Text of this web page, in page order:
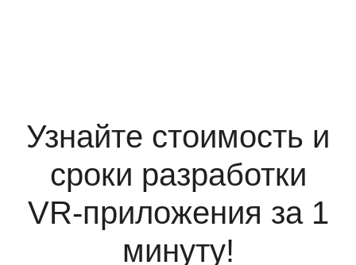
Узнайте стоимость и
сроки разработки
VR-приложения за 1
минуту!